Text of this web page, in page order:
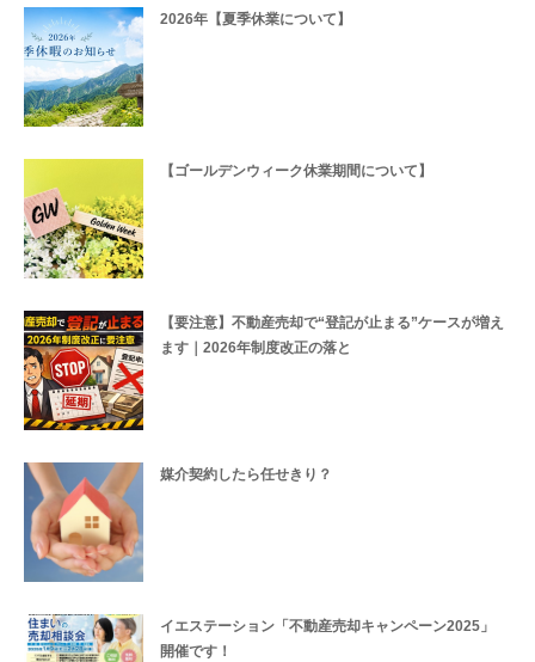
2026年【夏季休業について】
【ゴールデンウィーク休業期間について】
【要注意】不動産売却で“登記が止まる”ケースが増え
ます｜2026年制度改正の落と
媒介契約したら任せきり？
イエステーション「不動産売却キャンペーン2025」
開催です！